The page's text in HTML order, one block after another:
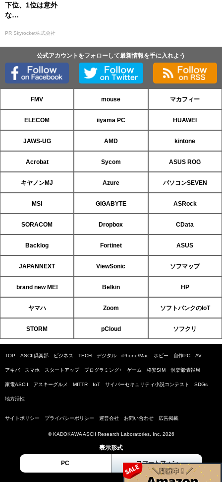
下位、1位は意外
な…
PR Skyrocket株式会社
公式アカウントをフォローして最新情報を手に入れよう
FMV mouse マカフィー
ELECOM iiyama PC HUAWEI
JAWS-UG AMD kintone
Acrobat Sycom ASUS ROG
キヤノンMJ Azure パソコンSEVEN
MSI GIGABYTE ASRock
SORACOM Dropbox CData
Backlog Fortinet ASUS
JAPANNEXT ViewSonic ソフマップ
brand new ME! Belkin HP
ヤマハ Zoom ソフトバンクのIoT
STORM pCloud ソフクリ
TOP ASCII倶楽部 ビジネス TECH デジタル iPhone/Mac ホビー 自作PC AV
アキバ スマホ スタートアップ プログラミング+ ゲーム 格安SIM 倶楽部情報局
家電ASCII アスキーグルメ MITTR IoT サイバーセキュリティ小説コンテスト SDGs
地方活性
サイトポリシー プライバシーポリシー 運営会社 お問い合わせ 広告掲載
© KADOKAWA ASCII Research Laboratories, Inc. 2026
表示形式
PC スマートフォン